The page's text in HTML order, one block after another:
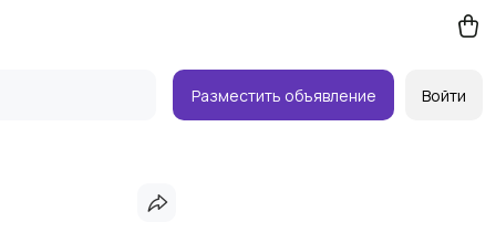
Разместить объявление Войти